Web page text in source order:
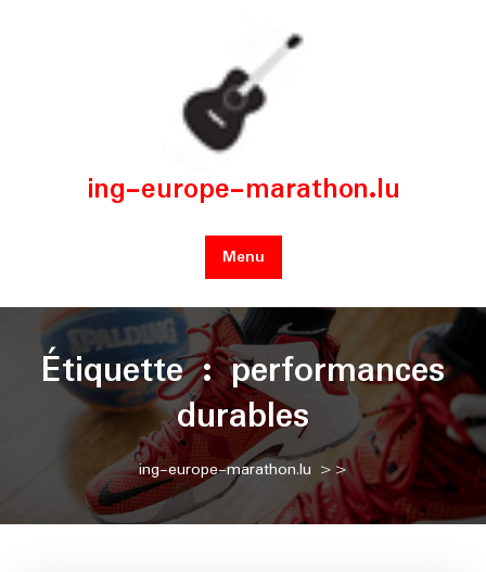
ing-europe-marathon.lu
Menu
Étiquette :performances
durables
ing-europe-marathon.lu >>